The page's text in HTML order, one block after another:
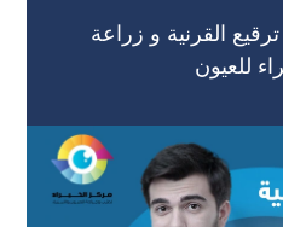
القرنية و زراعة
للعيون